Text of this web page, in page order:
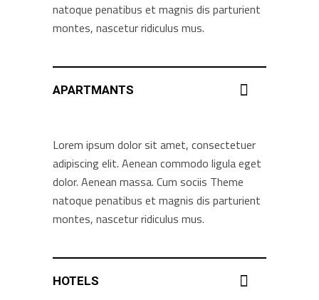
natoque penatibus et magnis dis parturient
montes, nascetur ridiculus mus.
APARTMANTS
Lorem ipsum dolor sit amet, consectetuer
adipiscing elit. Aenean commodo ligula eget
dolor. Aenean massa. Cum sociis Theme
natoque penatibus et magnis dis parturient
montes, nascetur ridiculus mus.
HOTELS